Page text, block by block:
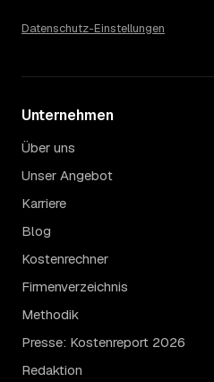
Datenschutz-Einstellungen
Unternehmen
Über uns
Unser Angebot
Karriere
Blog
Kostenrechner
Firmenverzeichnis
Methodik
Presse: Kostenreport 2026
Redaktion